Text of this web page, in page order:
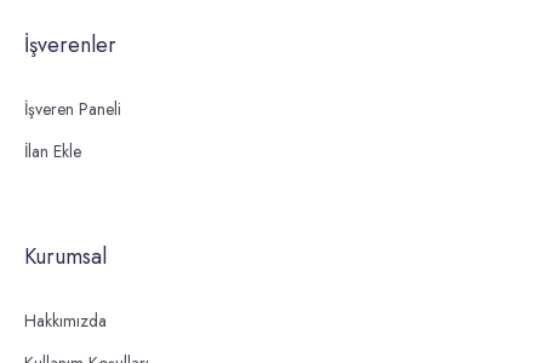
İşverenler
İşveren Paneli
İlan Ekle
Kurumsal
Hakkımızda